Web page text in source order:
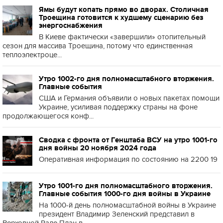
Ямы будут копать прямо во дворах. Столичная
Троещина готовится к худшему сценарию без
энергоснабжения
В Киеве фактически «завершили» отопительный
сезон для массива Троещина, потому что единственная
теплоэлектроце...
Утро 1002-го дня полномасштабного вторжения.
Главные события
США и Германия объявили о новых пакетах помощи
Украине, усиливая поддержку страны на фоне
продолжающегося конф...
Сводка с фронта от Генштаба ВСУ на утро 1001-го
дня войны 20 ноября 2024 года
Оперативная информация по состоянию на 2200 19
Утро 1001-го дня полномасштабного вторжения.
Главные события 1000-го дня войны в Украине
На 1000-й день полномасштабной войны в Украине
президент Владимир Зеленский представил в